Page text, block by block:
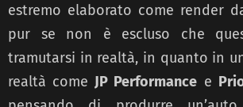
estremo elaborato come render
pur se non è escluso che
tramutarsi in realtà, in quanto in
realtà come JP Performance e